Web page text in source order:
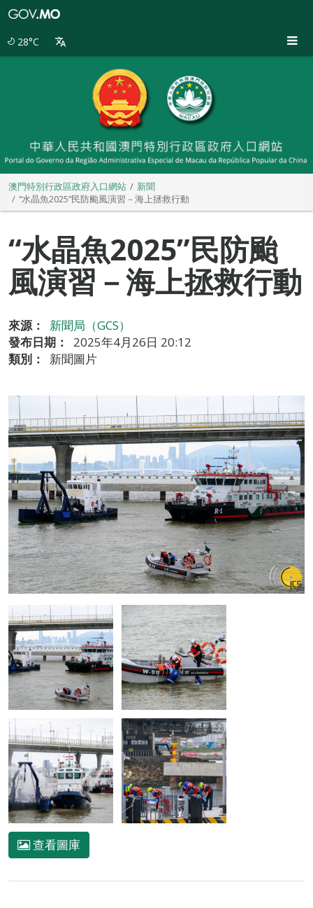
28°C
澳門特別行政區政府入口網站
新聞
“水晶魚2025”民防颱風演習－海上拯救行動
“水晶魚2025”民防颱
風演習－海上拯救行動
來源：
新聞局（GCS）
發布日期：
2025年4月26日 20:12
類別：
新聞圖片
查看圖庫